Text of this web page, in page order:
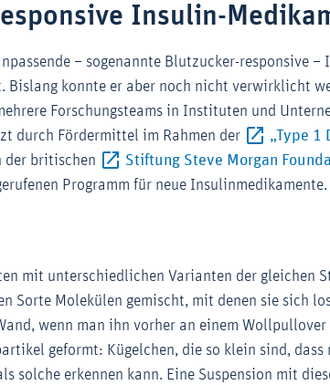
Insulin-
– sogenannte Blutzucker-responsive
Bislang konnte er aber noch nicht verwirklicht
Forschungsteams in Instituten und
durch Fördermittel im Rahmen der
„Type 1
(Öffnet im neuen Fenster)
der britischen Stiftung Steve Morgan
Programm für neue Insulinmedikamente.
mit unterschiedlichen Varianten der gleichen
Sorte Molekülen gemischt, mit denen sie sich
wenn man ihn vorher an einem Wollpullover
geformt: Kügelchen, die so klein sind,
solche erkennen kann. Eine Suspension mit